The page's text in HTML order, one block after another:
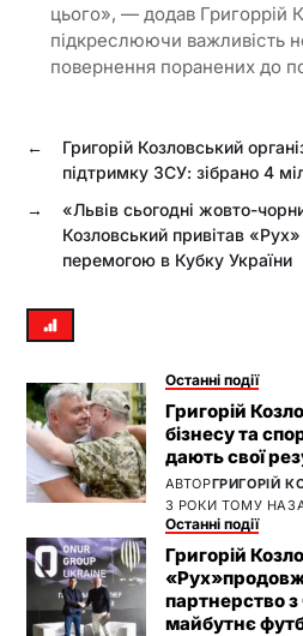
цього», — додав Григоррій
підкреслюючи важливість
повернення поранених до
←
Григорій Козловський
підтримку ЗСУ: зібрано 4
→
«Львів сьогодні жовто-
Козловський привітав
перемогою в Кубку України
Останні події
Григорій
бізнесу та
дають свої
АВТОРГРИГОРІЙ
3 РОКИ ТОМУ
Останні події
Григорій
партнерство
майбутнє